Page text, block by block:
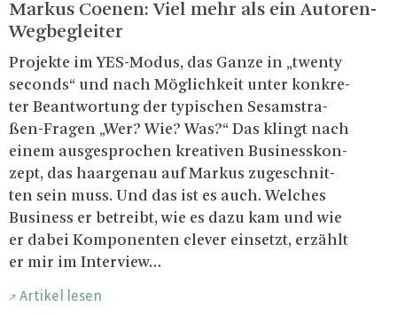
Mar­kus Coe­nen: Viel mehr als ein Au­to­ren-
Weg­be­glei­ter
Pro­jek­te im YES-Mo­dus, das Ganze in „twen­ty
se­conds“ und nach Mög­lich­keit unter kon­kre­
ter Be­ant­wor­tung der ty­pi­schen Se­sam­stra­
ßen-Fra­gen „Wer? Wie? Was?“ Das klingt nach
einem aus­ge­spro­chen krea­ti­ven Busi­ness­kon­
zept, das haar­ge­nau auf Mar­kus zu­ge­schnit­
ten sein muss. Und das ist es auch. Wel­ches
Busi­ness er be­treibt, wie es dazu kam und wie
er dabei Kom­po­nen­ten cle­ver ein­setzt, er­zählt
er mir im In­ter­view…
Artikel lesen